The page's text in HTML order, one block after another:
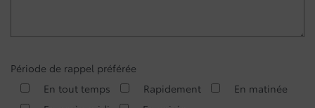
Période de rappel préférée
En tout temps
Rapidement
En matinée